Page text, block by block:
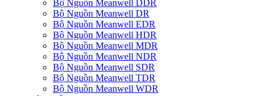
Bộ Nguồn Meanwell DDR
Bộ Nguồn Meanwell DR
Bộ Nguồn Meanwell EDR
Bộ Nguồn Meanwell HDR
Bộ Nguồn Meanwell MDR
Bộ Nguồn Meanwell NDR
Bộ Nguồn Meanwell SDR
Bộ Nguồn Meanwell TDR
Bộ Nguồn Meanwell WDR